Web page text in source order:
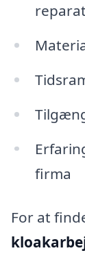
firma
For at